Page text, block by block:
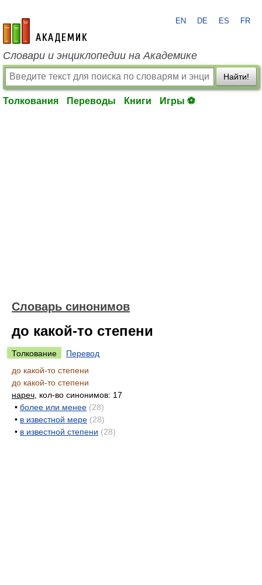
academic.ru
EN DE ES FR
Словари и энциклопедии на Академике
Найти!
Толкования Переводы Книги Игры ⚽
Словарь синонимов
до какой-то степени
Толкование
Перевод
до какой-то степени
до какой-то степени
нареч , кол-во синонимов: 17
• более или менее (28)
• в известной мере (28)
• в известной степени (28)